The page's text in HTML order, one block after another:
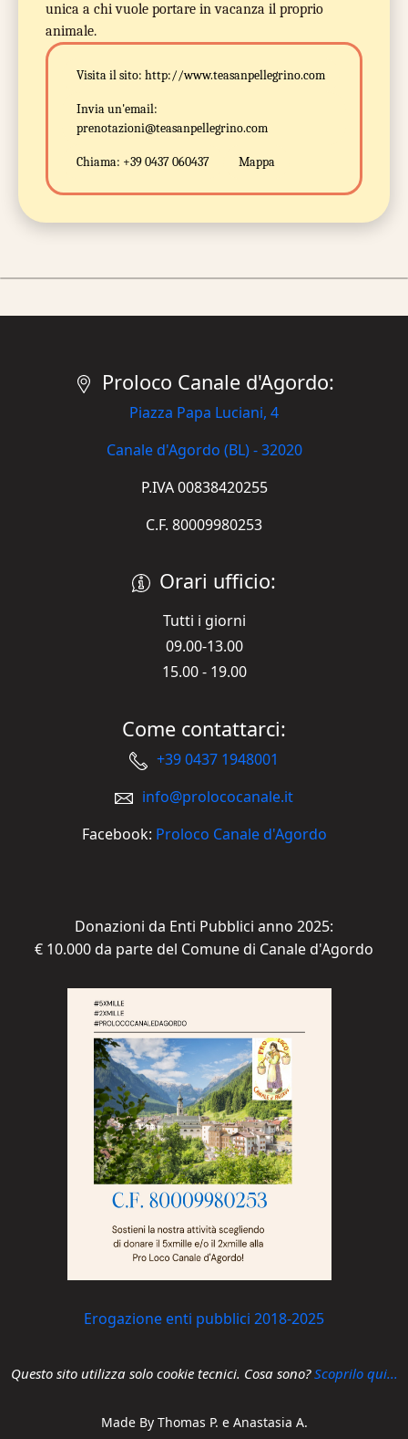
unica a chi vuole portare in vacanza il proprio
animale.
Visita il sito: http://www.teasanpellegrino.com
Invia un'email:
prenotazioni@teasanpellegrino.com
Chiama: +39 0437 060437 Mappa
Proloco Canale d'Agordo:
Piazza Papa Luciani, 4
Canale d'Agordo (BL) - 32020
P.IVA 00838420255
C.F. 80009980253
Orari ufficio:
Tutti i giorni
09.00-13.00
15.00 - 19.00
Come contattarci:
+39 0437 1948001
info@prolococanale.it
Facebook: Proloco Canale d'Agordo
Donazioni da Enti Pubblici anno 2025:
€ 10.000 da parte del Comune di Canale d'Agordo
Erogazione enti pubblici 2018-2025
Questo sito utilizza solo cookie tecnici. Cosa sono?Scoprilo qui...
Made By Thomas P. e Anastasia A.